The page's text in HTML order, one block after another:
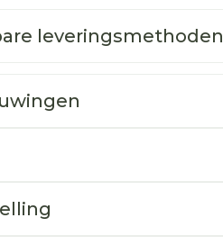
leveringsmethoden